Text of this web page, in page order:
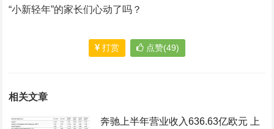
“小新轻年”的家长们心动了吗？
打赏 点赞(49)
相关文章
奔驰上半年营业收入636.63亿欧元 上